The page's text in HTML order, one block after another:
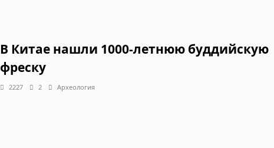
В Китае нашли 1000-летнюю буддийскую
фреску
2227 2 Археология